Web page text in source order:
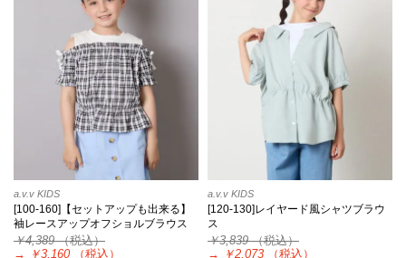
a.v.v KIDS
[100-160]【セットアップも出来る】
袖レースアップオフショルブラウス
￥4,389（税込）
→
￥3,160 （税込）
a.v.v KIDS
[120-130]レイヤード風シャツブラウ
ス
￥3,839（税込）
→
￥2,073 （税込）